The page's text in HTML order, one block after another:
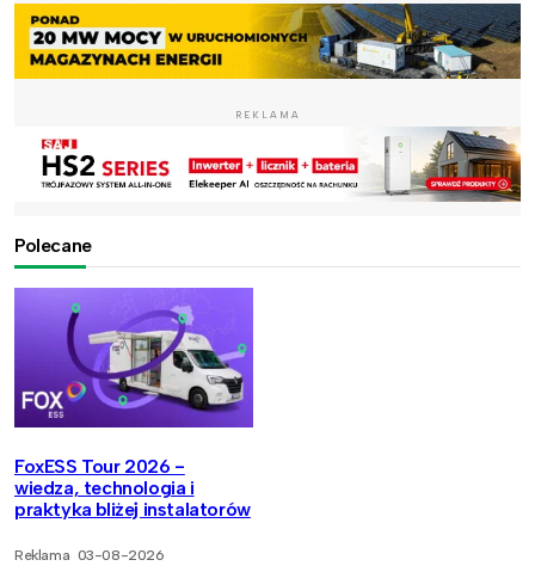
REKLAMA
Polecane
FoxESS Tour 2026 -
wiedza, technologia i
praktyka bliżej instalatorów
Reklama 03-08-2026